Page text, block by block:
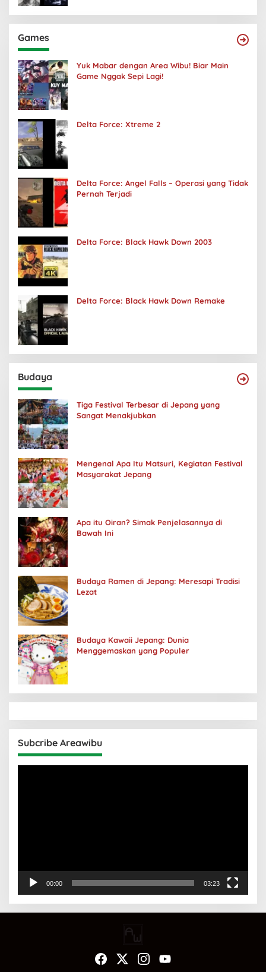
Games
Yuk Mabar dengan Area Wibu! Biar Main
Game Nggak Sepi Lagi!
Delta Force: Xtreme 2
Delta Force: Angel Falls – Operasi yang Tidak
Pernah Terjadi
Delta Force: Black Hawk Down 2003
Delta Force: Black Hawk Down Remake
Budaya
Tiga Festival Terbesar di Jepang yang
Sangat Menakjubkan
Mengenal Apa Itu Matsuri, Kegiatan Festival
Masyarakat Jepang
Apa itu Oiran? Simak Penjelasannya di
Bawah Ini
Budaya Ramen di Jepang: Meresapi Tradisi
Lezat
Budaya Kawaii Jepang: Dunia
Menggemaskan yang Populer
Subcribe Areawibu
00:00 03:23